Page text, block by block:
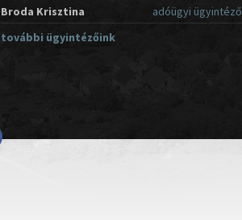
Broda Krisztina
adóügyi ügyintéző
további ügyintézőink